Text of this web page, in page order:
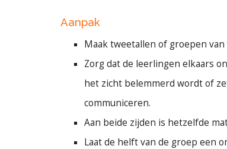
Aanpak
Maak tweetallen of groepen van
Zorg dat de leerlingen elkaars
het zicht belemmerd wordt of
communiceren.
Aan beide zijden is hetzelfde
Laat de helft van de groep een